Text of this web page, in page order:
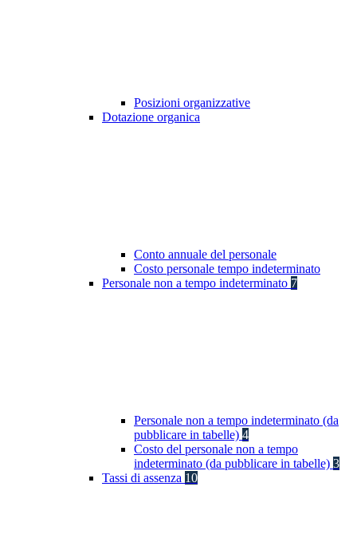
Posizioni organizzative
Dotazione organica
Conto annuale del personale
Costo personale tempo indeterminato
Personale non a tempo indeterminato 7
Personale non a tempo indeterminato (da
pubblicare in tabelle) 4
Costo del personale non a tempo
indeterminato (da pubblicare in tabelle) 3
Tassi di assenza 10